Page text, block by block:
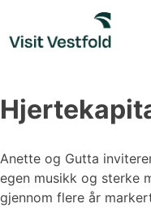
content
Anette og Gutta
egen musikk og sterke
gjennom flere år